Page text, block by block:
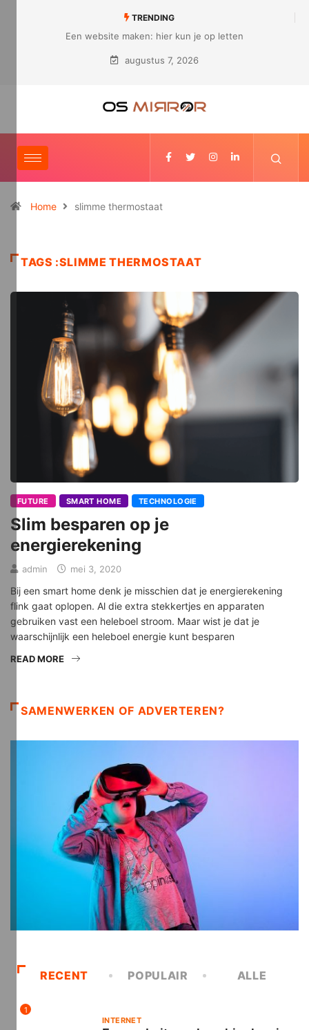
TRENDING
hier kun je op letten Hoe ziet een modern bedrijf er uit?
augustus 7, 2026
Home slimme thermostaat
TAGS :SLIMME THERMOSTAAT
FUTURE SMART HOME TECHNOLOGIE
Slim besparen op je
energierekening
admin mei 3, 2020
Bij een smart home denk je misschien dat je energierekening
flink gaat oplopen. Al die extra stekkertjes en apparaten
gebruiken vast een heleboel stroom. Maar wist je dat je
waarschijnlijk een heleboel energie kunt besparen
READ MORE
SAMENWERKEN OF ADVERTEREN?
RECENT POPULAIR ALLE
1
INTERNET